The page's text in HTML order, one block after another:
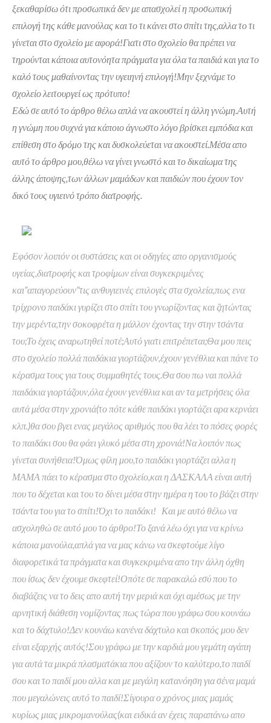
ξεκαθαρίσω ότι προσωπικά δεν με απασχολεί η προσωπική
επιλογή της κάθε μανούλας και το τι κάνει στο σπίτι της,αλλα το τι
γίνεται στο σχολείο με αφορά!Γιατι στο σχολείο θα πρέπει να
τηρούνται κάποια αυτονόητα πράγματα για όλα τα παιδιά και για το
καλό τους μαθαίνοντας την υγειηνή επιλογή!Μην ξεχνάμε το
σχολείο λειτουργεί ως πρότυπο!
Εδώ σε αυτό το άρθρο θέλω απλά να ακουστεί η άλλη γνώμη.Αυτή
η γνώμη που συχνά για κάποιο άγνωστο λόγο βρίσκει εμπόδια και
επίθεση στο δρόμο της και δυσκολεύεται να ακουστεί.Μέσα απο
αυτό το άρθρο μου,θέλω να γίνει γνωστό και το δικαίωμα της
άλλης άποψης,των άλλων μαμάδων και παιδιών που έχουν τον
δικό τους υγιεινό τρόπο διατροφής.
Εφόσον λοιπόν οι συστάσεις και οι οδηγίες απο οργανισμούς
υγείας,διατροφής και τροφίμων είναι συγκεκριμένες
και”απαγορεύουν”τις ανθυγιεινές επιλογές στα σχολεία,πως ενα
τρίχρονο παιδάκι γυρίζει στο σπίτι του γνωρίζοντας και ζητώντας
την μερέντα,την σοκοφρέτα η μάλλον έχοντας την στην τσάντα
του;Το έχεις αναρωτηθεί ποτέ;Αυτό γιατι επιτρέπεται;Θα μου πεις
στο σχολείο πολλά παιδάκια γιορτάζουν,έχουν γενέθλια και πάνε το
κέρασμα τους για τους συμμαθητές τους.Θα σου πω ναι πολλά
παιδάκια γιορτάζουν,όλα έχουν γενέθλια και αν τα μετρήσεις όλα
αυτά μέσα στην χρονιά(το πότε κάθε παιδάκι γιορτάζει αρα κερνάει
κλπ.)θα σου βγει ενας μεγάλος αριθμός που θα λέει το πόσες φορές
το παιδάκι σου θα φάει γλυκό μέσα στη χρονιά!Να λοιπόν πως
γίνεται συνήθεια!Όμως φίλη μου,το παιδάκι γιορτάζει αλλα η
ΜΑΜΑ πάει το κέρασμα στο σχολείο,και η ΔΑΣΚΑΛΑ είναι αυτή
που το δέχεται και του το δίνει μέσα στην ημέρα η του το βάζει στην
τσάντα του για το σπίτι!Όχι το παιδάκι! Και με αυτό θέλω να
ασχοληθώ σε αυτό μου το άρθρο!Το ξανά λέω όχι για να κρίνω
κάποια μανούλα,απλά για να μας κάνω να σκεφτούμε λίγο
διαφορετικά τα πράγματα και συγκεκριμένα απο την άλλη όχθη
που ίσως δεν έχουμε σκεφτεί!Οπότε σε παρακαλώ εσύ που το
διαβάζεις να το δεις απο αυτή την μεριά και όχι αμέσως με την
αρνητική διάθεση νομίζοντας πως τώρα που γράφω σου κουνάω
και το δάχτυλο!Δεν κουνάω κανένα δάχτυλο και σκοπός μου δεν
είναι εξαρχής αυτός!Σου γράφω με την καρδιά μου γεμάτη αγάπη
για αυτά τα μικρά πλασματάκια που αξίζουν το καλύτερο,το παιδί
σου και το παιδί μου αλλα και με μεγάλη κατανόηση για σένα μαμά
που μεγαλώνεις αυτό το παιδί!Σίγουρα ο χρόνος μιας μαμάς
κυρίως μιας μικρομανούλας(και ειδικά αν έχεις παραπάνω απο